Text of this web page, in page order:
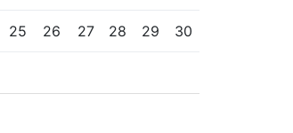
25 26 27 28 29 30